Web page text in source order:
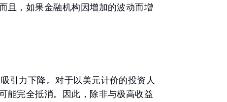
且，如果金融机构因增加的波动而增
引力下降。对于以美元计价的投资人
能完全抵消。因此，除非与极高收益